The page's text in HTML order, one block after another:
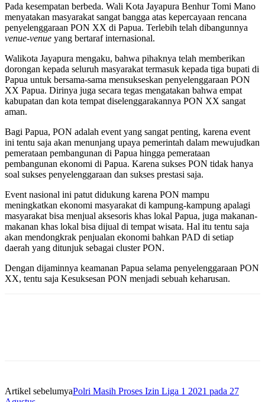
Pada kesempatan berbeda. Wali Kota Jayapura Benhur Tomi Mano
menyatakan masyarakat sangat bangga atas kepercayaan rencana
penyelenggaraan PON XX di Papua. Terlebih telah dibangunnya
venue-venue yang bertaraf internasional.
Walikota Jayapura mengaku, bahwa pihaknya telah memberikan
dorongan kepada seluruh masyarakat termasuk kepada tiga bupati di
Papua untuk bersama-sama mensukseskan penyelenggaraan PON
XX Papua. Dirinya juga secara tegas mengatakan bahwa empat
kabupatan dan kota tempat diselenggarakannya PON XX sangat
aman.
Bagi Papua, PON adalah event yang sangat penting, karena event
ini tentu saja akan menunjang upaya pemerintah dalam mewujudkan
pemerataan pembangunan di Papua hingga pemerataan
pembangunan ekonomi di Papua. Karena sukses PON tidak hanya
soal sukses penyelenggaraan dan sukses prestasi saja.
Event nasional ini patut didukung karena PON mampu
meningkatkan ekonomi masyarakat di kampung-kampung apalagi
masyarakat bisa menjual aksesoris khas lokal Papua, juga makanan-
makanan khas lokal bisa dijual di tempat wisata. Hal itu tentu saja
akan mendongkrak penjualan ekonomi bahkan PAD di setiap
daerah yang ditunjuk sebagai cluster PON.
Dengan dijaminnya keamanan Papua selama penyelenggaraan PON
XX, tentu saja Kesuksesan PON menjadi sebuah keharusan.
Artikel sebelumyaPolri Masih Proses Izin Liga 1 2021 pada 27